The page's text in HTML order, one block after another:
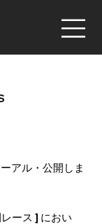
アル・公開しま
ース ] におい